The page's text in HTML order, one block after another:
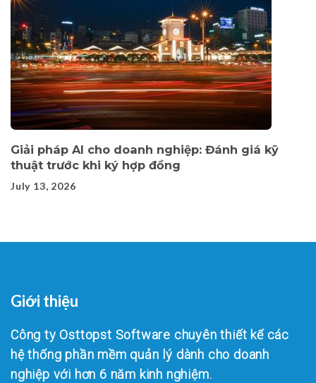
Giải pháp AI cho doanh nghiệp: Đánh giá kỹ
thuật trước khi ký hợp đồng
July 13, 2026
Giới thiệu
Công ty Osttopst Software chuyên thiết kế các
hệ thống phần mềm quản lý dành cho doanh
nghiệp với hơn 6 năm kinh nghiệm.